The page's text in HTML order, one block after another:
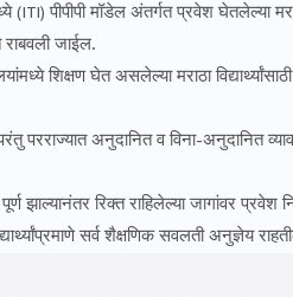
पीपीपी मॉडेल अंतर्गत प्रवेश घेतलेल्या
राबवली जाईल.
शिक्षण घेत असलेल्या मराठा
परराज्यात अनुदानित व विना-अनुदानित
झाल्यानंतर रिक्त राहिलेल्या जागांवर प्रवेश
सर्व शैक्षणिक सवलती अनुज्ञेय